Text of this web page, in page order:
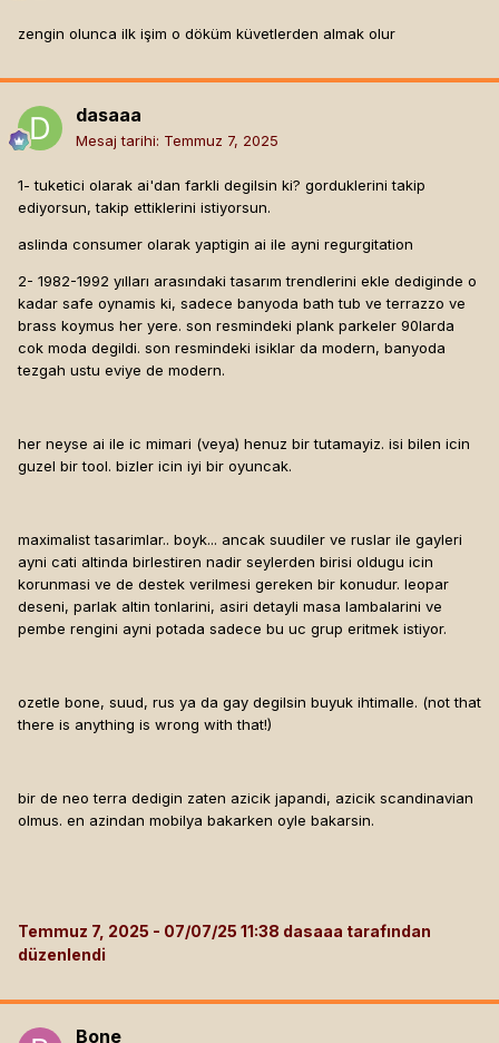
zengin olunca ilk işim o döküm küvetlerden almak olur
dasaaa
Mesaj tarihi: Temmuz 7, 2025
1- tuketici olarak ai'dan farkli degilsin ki? gorduklerini takip
ediyorsun, takip ettiklerini istiyorsun.
aslinda consumer olarak yaptigin ai ile ayni regurgitation
2- 1982-1992 yılları arasındaki tasarım trendlerini ekle dediginde o
kadar safe oynamis ki, sadece banyoda bath tub ve terrazzo ve
brass koymus her yere. son resmindeki plank parkeler 90larda
cok moda degildi. son resmindeki isiklar da modern, banyoda
tezgah ustu eviye de modern.
her neyse ai ile ic mimari (veya) henuz bir tutamayiz. isi bilen icin
guzel bir tool. bizler icin iyi bir oyuncak.
maximalist tasarimlar.. boyk... ancak suudiler ve ruslar ile gayleri
ayni cati altinda birlestiren nadir seylerden birisi oldugu icin
korunmasi ve de destek verilmesi gereken bir konudur. leopar
deseni, parlak altin tonlarini, asiri detayli masa lambalarini ve
pembe rengini ayni potada sadece bu uc grup eritmek istiyor.
ozetle bone, suud, rus ya da gay degilsin buyuk ihtimalle. (not that
there is anything is wrong with that!)
bir de neo terra dedigin zaten azicik japandi, azicik scandinavian
olmus. en azindan mobilya bakarken oyle bakarsin.
Temmuz 7, 2025
dasaaa tarafından
düzenlendi
Bone